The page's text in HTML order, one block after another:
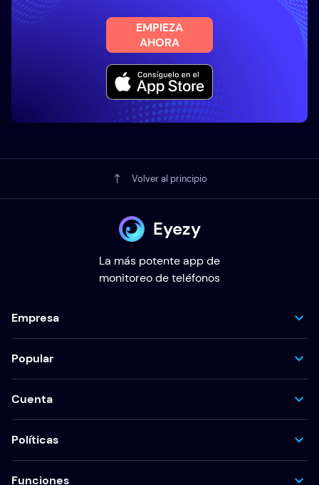
EMPIEZA
AHORA
Volver al principio
Eyezy
La más potente app de
monitoreo de teléfonos
Empresa
Popular
Cuenta
Políticas
Funciones